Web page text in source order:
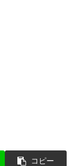
コピー